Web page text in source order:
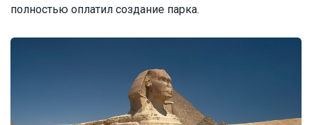
полностью оплатил создание парка.